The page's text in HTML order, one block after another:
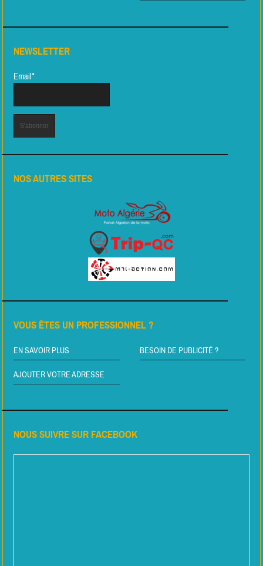
NEWSLETTER
Email*
NOS AUTRES SITES
VOUS ÊTES UN PROFESSIONNEL ?
EN SAVOIR PLUS BESOIN DE PUBLICITÉ ?
AJOUTER VOTRE ADRESSE
NOUS SUIVRE SUR FACEBOOK